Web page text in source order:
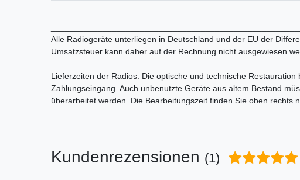
Alle Radiogeräte unterliegen in Deutschland und der EU der
Umsatzsteuer kann daher auf der Rechnung nicht ausgewiesen
Lieferzeiten der Radios: Die optische und technische Restauration
Zahlungseingang. Auch unbenutzte Geräte aus altem Bestand
überarbeitet werden. Die Bearbeitungszeit finden Sie oben rechts
Kundenrezensionen (1)